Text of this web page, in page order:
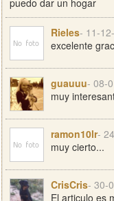
puedo dar un hogar
Rieles- 11-
excelente
guauuu- 08-
muy
ramon10lr-
muy cierto...
CrisCris- 30-
El articulo es